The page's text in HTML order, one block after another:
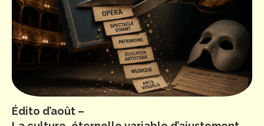
Édito d’août –